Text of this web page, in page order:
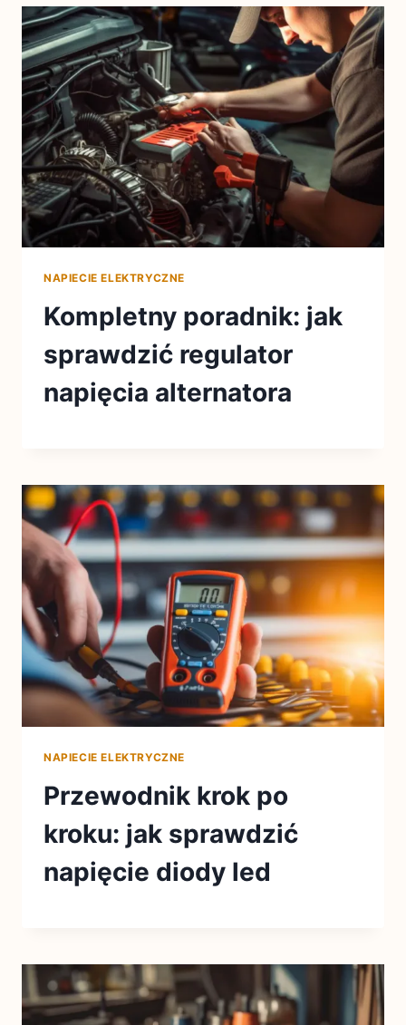
NAPIECIE ELEKTRYCZNE
Kompletny poradnik: jak
sprawdzić regulator
napięcia alternatora
NAPIECIE ELEKTRYCZNE
Przewodnik krok po
kroku: jak sprawdzić
napięcie diody led